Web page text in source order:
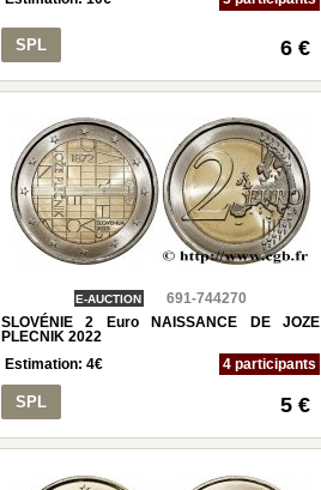
SPL 6 €
E-AUCTION
691-744270
SLOVÉNIE 2 Euro NAISSANCE DE JOZE
PLECNIK 2022
Estimation:4€ 4 participants
SPL 5 €